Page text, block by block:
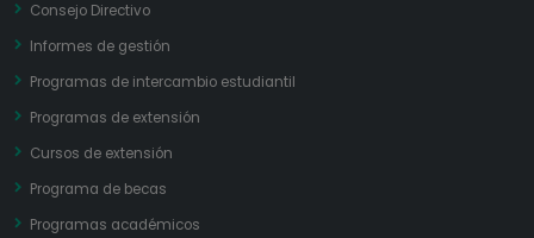
Consejo Directivo
Informes de gestión
Programas de intercambio estudiantil
Programas de extensión
Cursos de extensión
Programa de becas
Programas académicos